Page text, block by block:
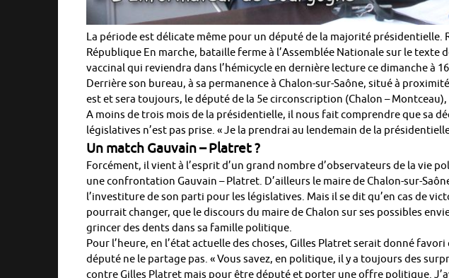
La période est délicate même pour un député de la majorité présidentielle.
République En marche, bataille ferme à l’Assemblée Nationale sur le texte
vaccinal qui reviendra dans l’hémicycle en dernière lecture ce dimanche à
Derrière son bureau, à sa permanence à Chalon-sur-Saône, situé à
est et sera toujours, le député de la 5e circonscription (Chalon – Montceau),
A moins de trois mois de la présidentielle, il nous fait comprendre que sa
législatives n’est pas prise. « Je la prendrai au lendemain de la
Un match Gauvain – Platret ?
Forcément, il vient à l’esprit d’un grand nombre d’observateurs de la vie
une confrontation Gauvain – Platret. D’ailleurs le maire de Chalon-sur-
l’investiture de son parti pour les législatives. Mais il se dit qu’en cas de
pourrait changer, que le discours du maire de Chalon sur ses possibles
grincer des dents dans sa famille politique.
Pour l’heure, en l’état actuelle des choses, Gilles Platret serait donné
député ne le partage pas. « Vous savez, en politique, il y a toujours des
contre Gilles Platret mais pour être député et porter une offre politique.